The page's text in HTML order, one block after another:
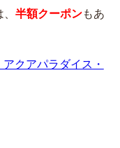
半額クーポンもあ
クアパラダイス・